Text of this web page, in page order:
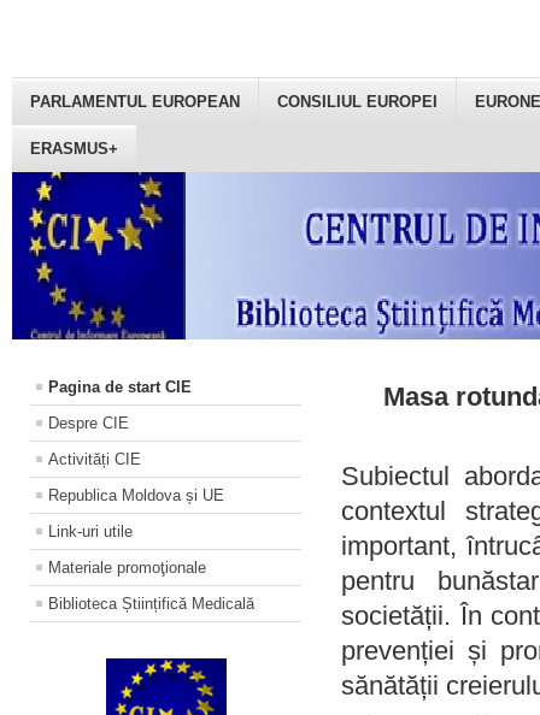
PARLAMENTUL EUROPEAN CONSILIUL EUROPEI
ERASMUS+
Pagina de start CIE
Despre CIE
Activități CIE
Republica Moldova și UE
Link-uri utile
Materiale promoţionale
Biblioteca Științifică Medicală
Masa
Subiectul
contextul
important,
pentru
societății. În
prevenției și
sănătății